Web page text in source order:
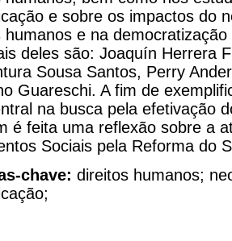
e sobre os impactos do
humanos e na
deles são: Joaquín Herrera
Sousa Santos, Perry
Guareschi. A fim de
na busca pela efetivação
é feita uma reflexão sobre a
Sociais pela Reforma do
chave: direitos humanos;